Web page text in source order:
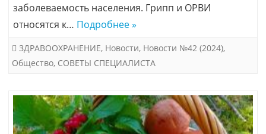
заболеваемость населения. Грипп и ОРВИ
относятся к… Подробнее »
ЗДРАВООХРАНЕНИЕ, Новости, Новости №42 (2024),
Общество, СОВЕТЫ СПЕЦИАЛИСТА